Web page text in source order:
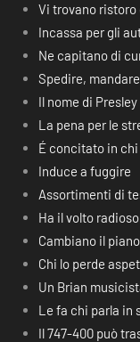
Vi trovano
Incassa per gli
Ne capitano di
Spedire, mandare
Il nome di Presley
La pena per le
É concitato in
Induce a fuggire
Assortimenti di
Ha il volto radioso
Cambiano il
Chi lo perde
Un Brian
Le fa chi parla in
Il 747-400 può